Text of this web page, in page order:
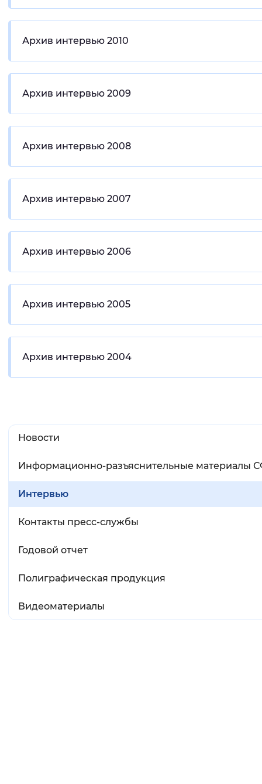
Архив интервью 2010
Архив интервью 2009
Архив интервью 2008
Архив интервью 2007
Архив интервью 2006
Архив интервью 2005
Архив интервью 2004
Новости
Информационно-разъяснительные материалы
Интервью
Контакты пресс-службы
Годовой отчет
Полиграфическая продукция
Видеоматериалы